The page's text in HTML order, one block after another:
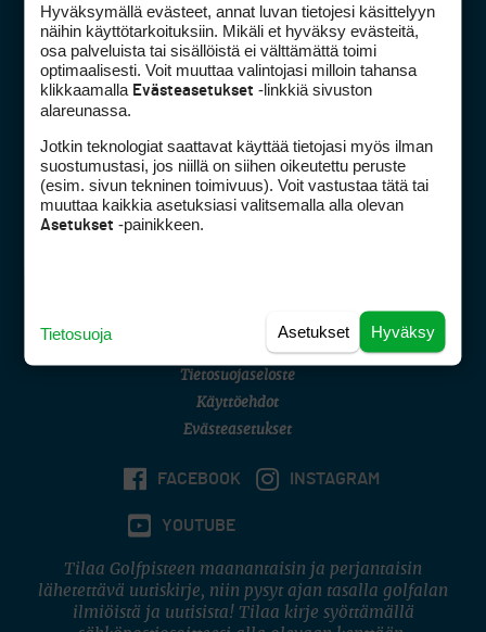
Golfpiste mediakortti
Golfpisteen yhteystiedot
DSA avoimuusraportti
Asiakaspalvelu
(digi) digi@otavamedia.fi
Tietosuojaseloste
Käyttöehdot
Evästeasetukset
FACEBOOK INSTAGRAM
YOUTUBE
Tilaa Golfpisteen maanantaisin ja perjantaisin
lähetettävä uutiskirje, niin pysyt ajan tasalla golfalan
ilmiöistä ja uutisista! Tilaa kirje syöttämällä
Hyväksymällä evästeet, annat luvan tietojesi käsittelyyn
näihin käyttötarkoituksiin. Mikäli et hyväksy evästeitä,
osa palveluista tai sisällöistä ei välttämättä toimi
optimaalisesti. Voit muuttaa valintojasi milloin tahansa
klikkaamalla Evästeasetukset -linkkiä sivuston
alareunassa.
Jotkin teknologiat saattavat käyttää tietojasi myös ilman
suostumustasi, jos niillä on siihen oikeutettu peruste
(esim. sivun tekninen toimivuus). Voit vastustaa tätä tai
muuttaa kaikkia asetuksiasi valitsemalla alla olevan
Asetukset -painikkeen.
Hyväksy
Asetukset
Tietosuoja